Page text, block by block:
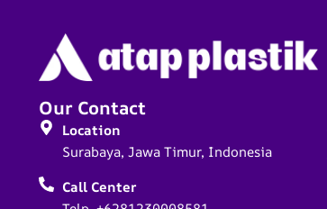
Our Contact
Location
Surabaya, Jawa Timur, Indonesia
Call Center